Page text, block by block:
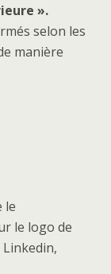
».
selon les
manière
le
le logo de